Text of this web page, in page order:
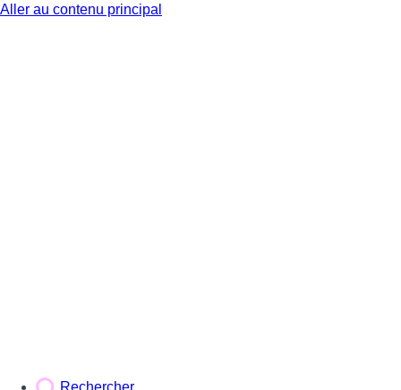
Aller au contenu principal
Rechercher